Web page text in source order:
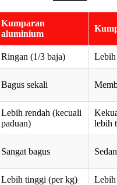
Kumparan
aluminium
Ringan (1/3 baja) Lebih
Bagus sekali
Lebih rendah (kecuali
paduan)
lebih
Sangat bagus
Lebih tinggi (per kg) Lebih